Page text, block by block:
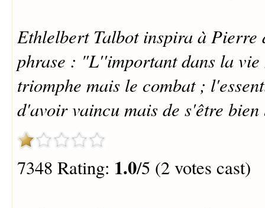
Ethlelbert Talbot inspira à Pierre
phrase : "L''important dans la vie
triomphe mais le combat ;
d'avoir vaincu mais de s'être
7348 Rating: 1.0/5 (2 votes cast)